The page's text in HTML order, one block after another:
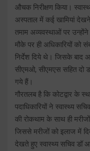
औचक निरीक्षण किया।
अस्पताल में कई खामियां
तमाम अव्यवस्थाओं पर
मौके पर ही अधिकारियों को
निर्देश दिये थे। जिसके बाद
सीएमओ, सीएमएस सहित दो
गये हैं।
गौरतलब है कि कोटद्वार के
पदाधिकारियों ने स्वास्थ्य
की रोकथाम के साथ ही
जिससे मरीजों को इलाज में
देखते हुए स्वास्थ्य सचिव डॉ